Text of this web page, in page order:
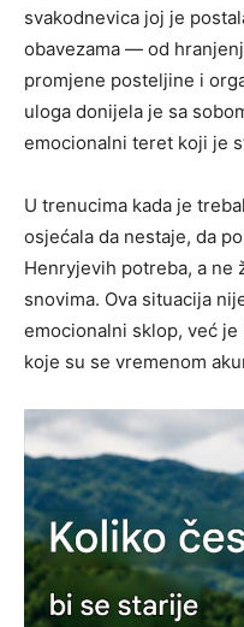
svakodnevica joj je
obavezama — od
promjene posteljine i
uloga donijela je sa
emocionalni teret koji je
U trenucima kada je
osjećala da nestaje, da
Henryjevih potreba, a ne
snovima. Ova situacija
emocionalni sklop, već
koje su se vremenom